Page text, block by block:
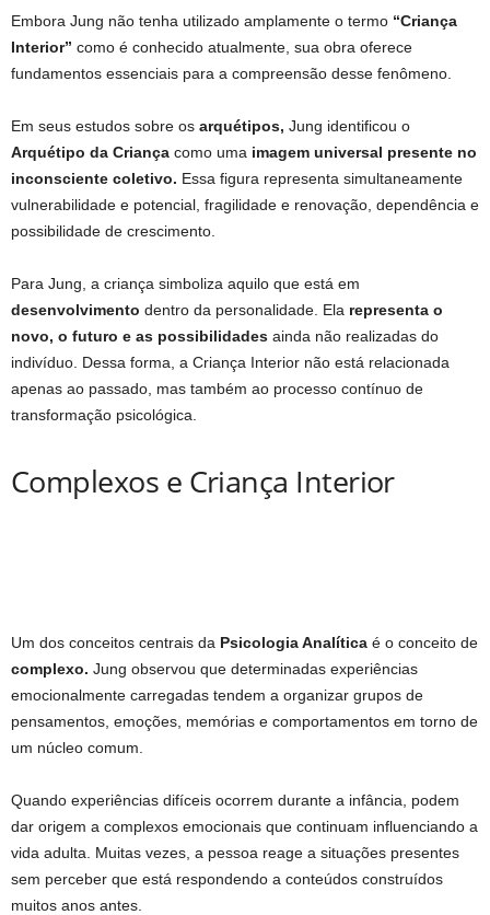
Embora Jung não tenha utilizado amplamente o termo “Criança
Interior” como é conhecido atualmente, sua obra oferece
fundamentos essenciais para a compreensão desse fenômeno.
Em seus estudos sobre os arquétipos, Jung identificou o
Arquétipo da Criança como uma imagem universal presente no
inconsciente coletivo. Essa figura representa simultaneamente
vulnerabilidade e potencial, fragilidade e renovação, dependência e
possibilidade de crescimento.
Para Jung, a criança simboliza aquilo que está em
desenvolvimento dentro da personalidade. Ela representa o
novo, o futuro e as possibilidades ainda não realizadas do
indivíduo. Dessa forma, a Criança Interior não está relacionada
apenas ao passado, mas também ao processo contínuo de
transformação psicológica.
Complexos e Criança Interior
Um dos conceitos centrais da Psicologia Analítica é o conceito de
complexo. Jung observou que determinadas experiências
emocionalmente carregadas tendem a organizar grupos de
pensamentos, emoções, memórias e comportamentos em torno de
um núcleo comum.
Quando experiências difíceis ocorrem durante a infância, podem
dar origem a complexos emocionais que continuam influenciando a
vida adulta. Muitas vezes, a pessoa reage a situações presentes
sem perceber que está respondendo a conteúdos construídos
muitos anos antes.